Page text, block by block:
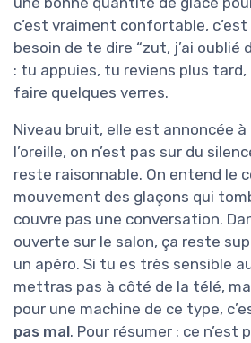
c’est vraiment confortable, c’est
besoin de te dire “zut, j’ai oublié
: tu appuies, tu reviens plus tard,
faire quelques verres.
Niveau bruit, elle est annoncée à
l’oreille, on n’est pas sur du
reste raisonnable. On entend le
mouvement des glaçons qui
couvre pas une conversation.
ouverte sur le salon, ça reste
un apéro. Si tu es très sensible
mettras pas à côté de la télé,
pour une machine de ce type,
pas mal. Pour résumer : ce n’est